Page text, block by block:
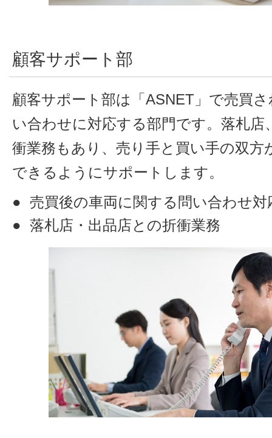
顧客サポート部
顧客サポート部は「ASNET」で売買
い合わせに対応する部門です。落札店
衝業務もあり、売り手と買い手の双方
できるようにサポートします。
売買後の車両に関する問い合わせ対
落札店・出品店との折衝業務